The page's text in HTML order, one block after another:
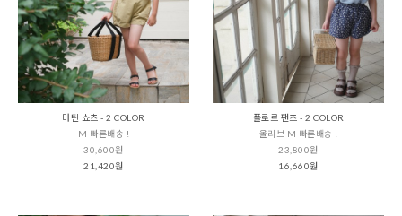
마틴 쇼츠 - 2 COLOR
M 빠른배송 !
30,600원
21,420원
플로르 팬츠 - 2 COLOR
올리브 M 빠른배송 !
23,800원
16,660원